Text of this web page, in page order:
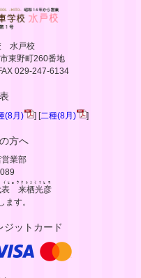
水戸校
東野町260番地
029-247-6134
(8月) ] [二種(8月) ]
方へ
業部
表 来栖光彦
ｲﾋｮｳｸﾙｽﾐﾂﾋｺ
ます。
ジットカード